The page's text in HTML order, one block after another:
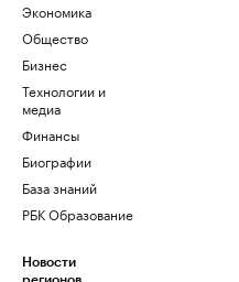
Экономика
Общество
Бизнес
Технологии и
медиа
Финансы
Биографии
База знаний
РБК Образование
Новости